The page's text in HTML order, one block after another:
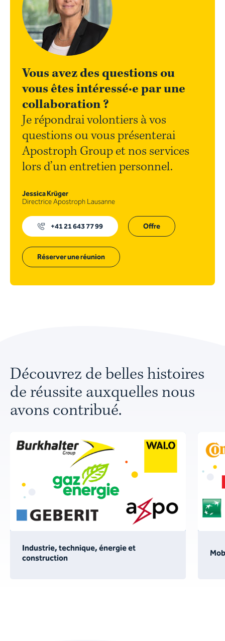
Vous avez des questions ou
vous êtes intéressé·e par une
collaboration ?
Je répondrai volontiers à vos
questions ou vous présenterai
Apostroph Group et nos services
lors d’un entretien personnel.
Jessica Krüger
Directrice Apostroph Lausanne
+41 21 643 77 99 Offre
Réserver une réunion
Découvrez de belles histoires
de réussite auxquelles nous
avons contribué.
Industrie, technique, énergie et
construction